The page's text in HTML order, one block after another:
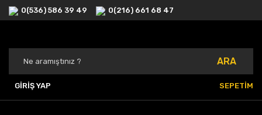
0(536) 586 39 49 0(216) 661 68 47
ARA
GİRİŞ YAP SEPETİM